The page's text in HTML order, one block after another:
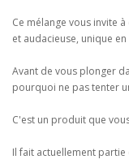
Ce mélange vous invite
et audacieuse, unique
Avant de vous plonger
pourquoi ne pas tenter
C'est un produit que
Il fait actuellement